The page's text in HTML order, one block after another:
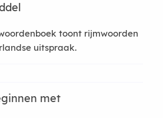
toont rijmwoorden
uitspraak.
met